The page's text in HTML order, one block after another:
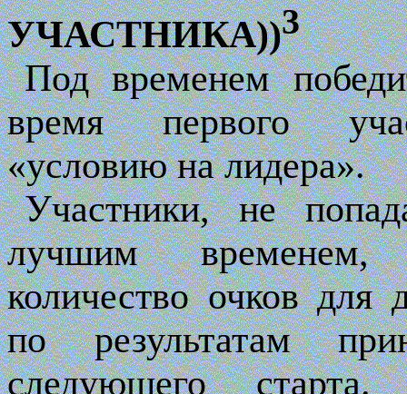
УЧАСТНИКА))3
Под временем
время первого
«условию на лидера».
Участники, не
лучшим временем,
количество очков для
по результатам
следующего